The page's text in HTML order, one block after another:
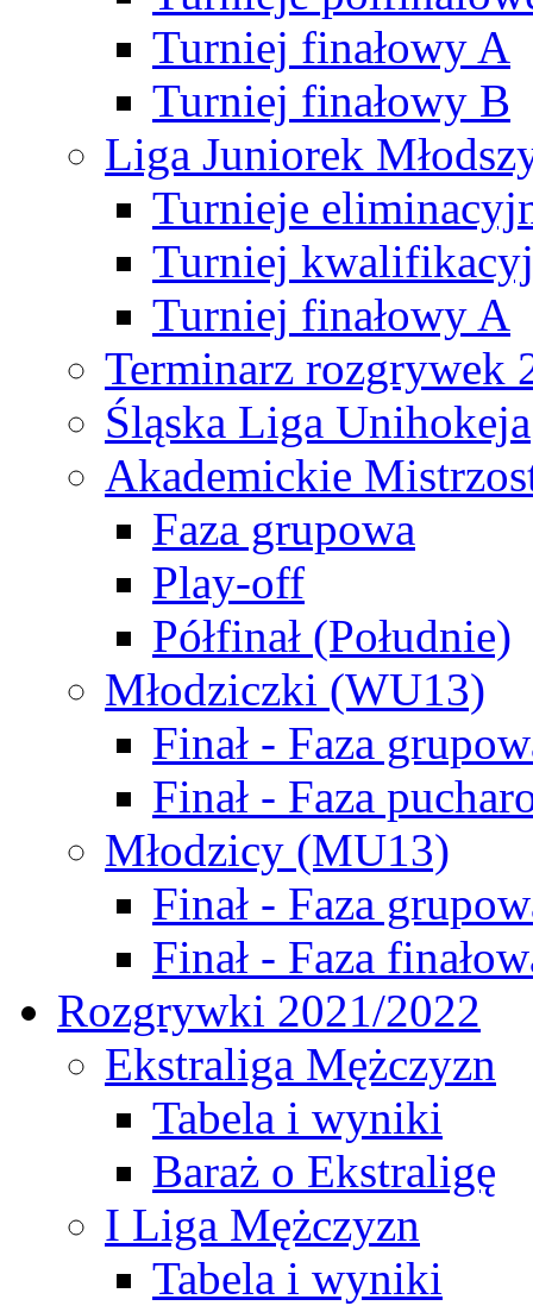
Turniej finałowy A
Turniej finałowy B
Liga Juniorek
Turnieje
Turniej
Turniej finałowy A
Terminarz rozgrywek
Śląska Liga Unihokeja
Akademickie
Faza grupowa
Play-off
Półfinał (Południe)
Młodziczki (WU13)
Finał - Faza
Finał - Faza
Młodzicy (MU13)
Finał - Faza
Finał - Faza
Rozgrywki 2021/2022
Ekstraliga Mężczyzn
Tabela i wyniki
Baraż o Ekstraligę
I Liga Mężczyzn
Tabela i wyniki